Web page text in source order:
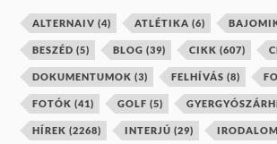
ALTERNAIV (4) ATLÉTIKA (6)
BESZÉD (5) BLOG (39) CIKK (607)
DOKUMENTUMOK (3) FELHÍVÁS (8)
FOTÓK (41) GOLF (5)
HÍREK (2268) INTERJÚ (29) IRODALOM